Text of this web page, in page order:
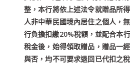
整，本行將依上述法令就贈品所
人非中華民國境內居住之個人，
行負擔扣繳20%稅額，並配合本
稅金後，始得領取贈品，贈品一
與否，均不可要求退回已代扣之